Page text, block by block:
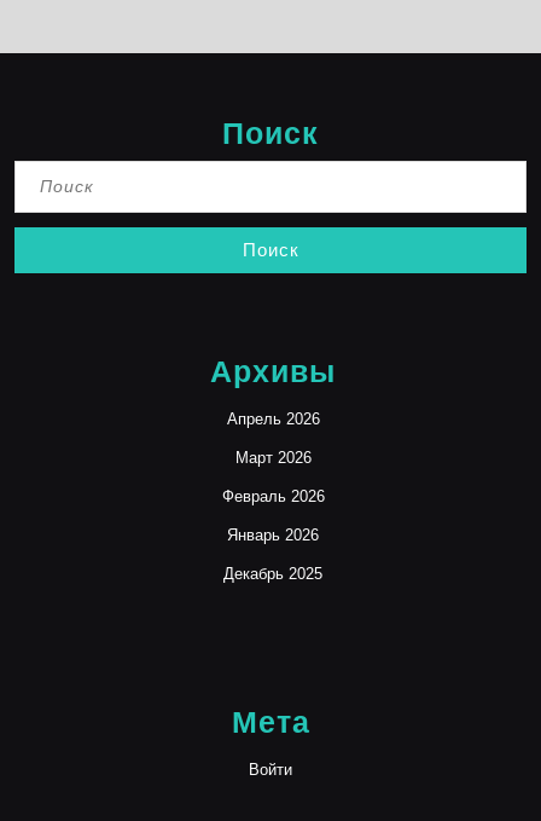
Поиск
Архивы
Апрель 2026
Март 2026
Февраль 2026
Январь 2026
Декабрь 2025
Мета
Войти